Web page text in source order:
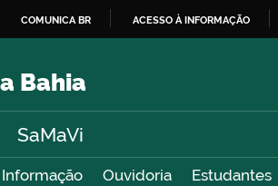
O
COMUNICA BR ACESSO À INFORMAÇÃO
Bahia
SaMaVi
Ouvidoria Estudantes